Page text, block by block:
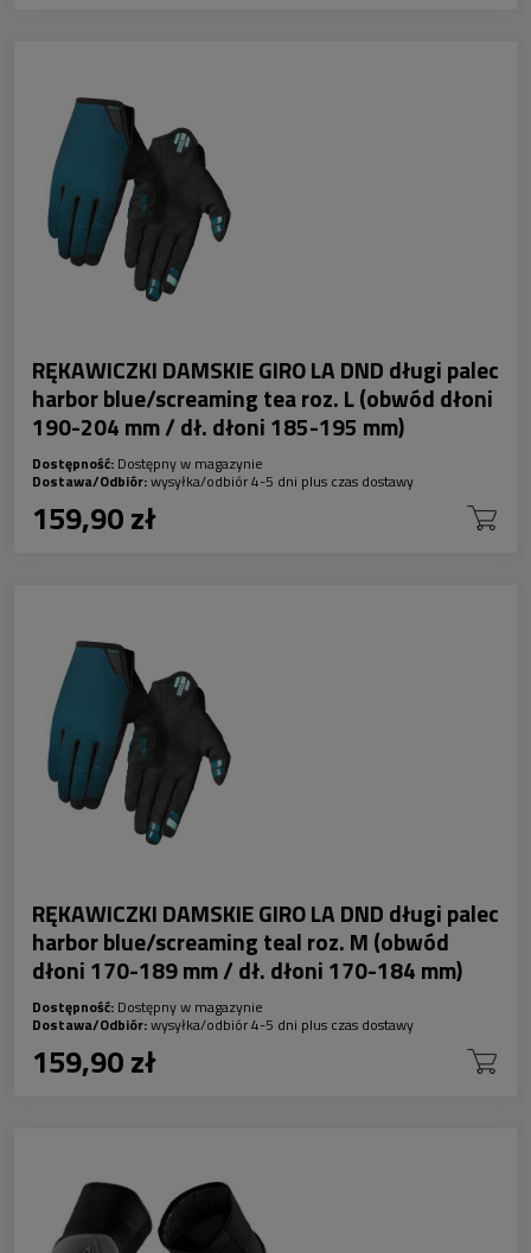
RĘKAWICZKI DAMSKIE GIRO LA DND długi palec
harbor blue/screaming tea roz. L (obwód dłoni
190-204 mm / dł. dłoni 185-195 mm)
Dostępność: Dostępny w magazynie
Dostawa/Odbiór:wysyłka/odbiór 4-5 dni plus czas dostawy
159,90 zł
RĘKAWICZKI DAMSKIE GIRO LA DND długi palec
harbor blue/screaming teal roz. M (obwód
dłoni 170-189 mm / dł. dłoni 170-184 mm)
Dostępność: Dostępny w magazynie
Dostawa/Odbiór:wysyłka/odbiór 4-5 dni plus czas dostawy
159,90 zł